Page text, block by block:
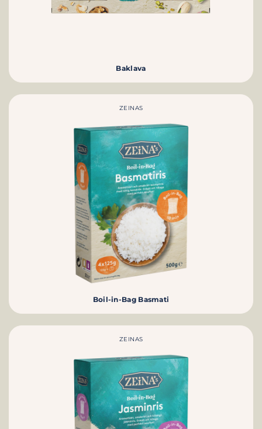
Baklava
ZEINAS
Boil-in-Bag Basmati
ZEINAS